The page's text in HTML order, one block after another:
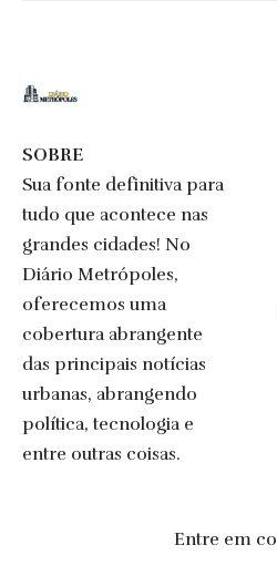
SOBRE
Sua fonte definitiva para
tudo que acontece nas
grandes cidades! No
Diário Metrópoles,
oferecemos uma
cobertura abrangente
das principais notícias
urbanas, abrangendo
política, tecnologia e
entre outras coisas.
Entre em